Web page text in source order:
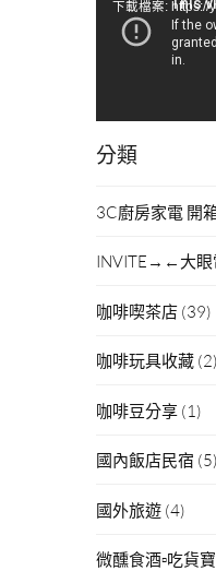
下載檔案: https://
分類
3C廚房家電 開
INVITE→←大眼
咖啡喫茶店 (39)
咖啡玩具收藏 (2)
咖啡豆分享 (1)
國內飯店民宿 (5)
國外旅遊 (4)
微醺食酒▫吃貨寶